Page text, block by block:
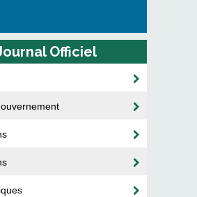
Officiel